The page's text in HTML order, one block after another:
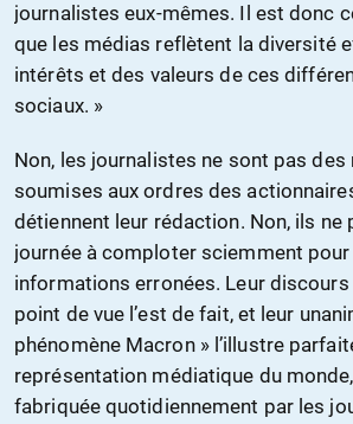
journalistes eux-mêmes. Il est donc
que les médias reflètent la diversité
intérêts et des valeurs de ces
sociaux. »
Non, les journalistes ne sont pas
soumises aux ordres des
détiennent leur rédaction. Non, ils ne
journée à comploter sciemment
informations erronées. Leur
point de vue l’est de fait, et leur
phénomène Macron » l’illustre
représentation médiatique du
fabriquée quotidiennement par les